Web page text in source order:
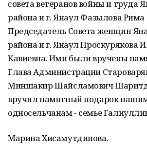
совета ветеранов войны и труда
района и г. Янаул Фазылова
Председатель Совета женщин
района и г. Янаул Проскурякова
Кавиевна. Ими были вручены
Глава Администрации
Миншакир Шайсламович
вручил памятный подарок
односельчанам - семье
Марина Хисамутдинова.